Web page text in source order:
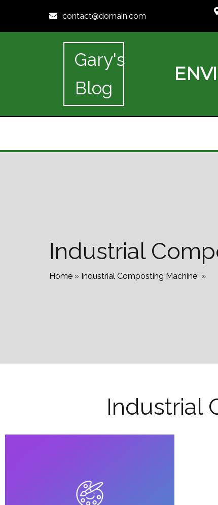
contact@domain.com
Gary's
Blog
Industrial
Home » Industrial Composting Machine »
Industrial